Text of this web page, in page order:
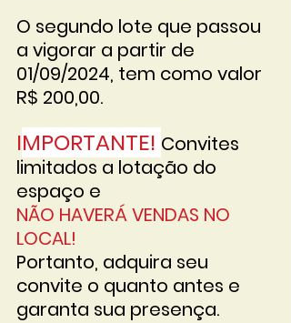
O segundo lote que passou
a vigorar a partir de
01/09/2024, tem como valor
R$ 200,00.
IMPORTANTE! Convites
limitados a lotação do
espaço e
NÃO HAVERÁ VENDAS NO
LOCAL!
Portanto, adquira seu
convite o quanto antes e
garanta sua presença.